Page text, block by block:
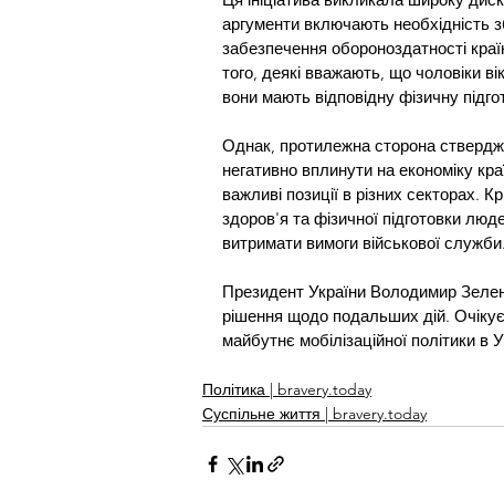
аргументи включають необхідність
забезпечення обороноздатності
того, деякі вважають, що чоловіки
вони мають відповідну фізичну
Однак, протилежна сторона
негативно вплинути на економіку
важливі позиції в різних секторах.
здоров'я та фізичної підготовки
витримати вимоги військової служби.
Президент України Володимир
рішення щодо подальших дій.
майбутнє мобілізаційної політики в
Політика | bravery.today
Суспільне життя | bravery.today